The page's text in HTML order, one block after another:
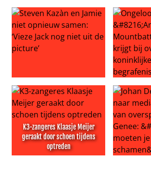
Steven Kazàn en Jamie niet opnieuw
Ongeloof
K3-zangeres Klaasje Meijer
geraakt door schoen tijdens
optreden